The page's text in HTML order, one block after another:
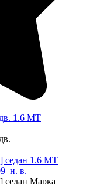
1.6 MT
седан 1.6 MT
в.
седан Марка